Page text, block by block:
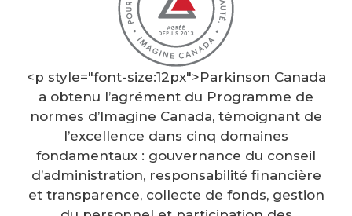
<p style="font-size:12px">Parkinson Canada
a obtenu l’agrément du Programme de
normes d’Imagine Canada, témoignant de
l’excellence dans cinq domaines
fondamentaux : gouvernance du conseil
d’administration, responsabilité financière
et transparence, collecte de fonds, gestion